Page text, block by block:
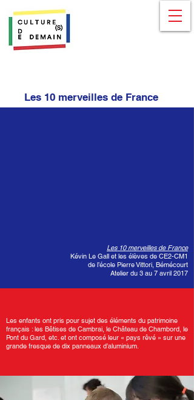
Les 10 merveilles de France
Les 10 merveilles de France
Kévin Le Gall et les élèves de CE2-CM1
de l’école Pierre Vittori, Bémécourt
Atelier du 3 au 7 avril 2017
Les enfants ont pris pour sujet des éléments du patrimoine
français : les Bêtises de Cambrai, le Château de Chambord, le
Pont du Gard, etc. et ont composé leur « pays rêvé » sur une
grande fresque de dix panneaux d’aluminium.